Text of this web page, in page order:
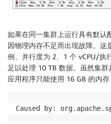
如果在同一集群上运行具有默认
因物理内存不足而出现故障。这
例、并行度为 2、1 个 vCPU/执
足以处理 10 TB 数据。虽然集
应用程序只能使用 16 GB 的内
Caused by: